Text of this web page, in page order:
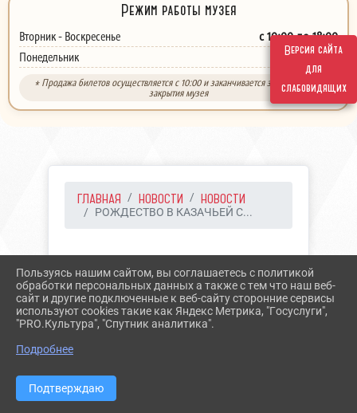
Версия сайта
для
слабовидящих
Режим работы музея
Вторник - Воскресенье с 10:00 до 18:00
Понедельник выходной
* Продажа билетов осуществляется с 10:00 и заканчивается за 30 минут до
закрытия музея
ГЛАВНАЯ НОВОСТИ НОВОСТИ
РОЖДЕСТВО В КАЗАЧЬЕЙ С...
РОЖДЕСТВО В КАЗАЧЬЕЙ
СТАНИЦЕ
Пользуясь нашим сайтом, вы соглашаетесь с политикой
обработки персональных данных а также с тем что наш веб-
сайт и другие подключенные к веб-сайту сторонние сервисы
используют cookies такие как Яндекс Метрика, "Госуслуги",
"PRO.Культура", "Спутник аналитика".
Подробнее
Подтверждаю